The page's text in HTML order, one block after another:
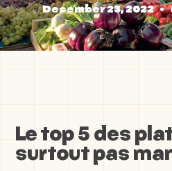
December 23, 2022 •
Le top 5 des
surtout pas